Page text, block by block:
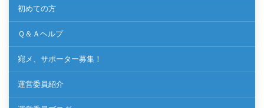
初めての方
Ｑ＆Ａヘルプ
宛メ、サポーター募集！
運営委員紹介